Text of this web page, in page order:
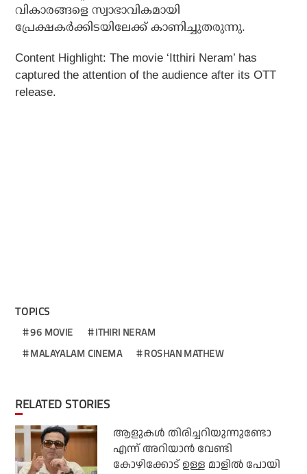
വികാരങ്ങളെ സ്വാഭാവികമായി
പ്രേക്ഷകർക്കിടയിലേക്ക് കാണിച്ചുതരുന്നു.
Content Highlight: The movie ‘Itthiri Neram’ has
captured the attention of the audience after its OTT
release.
TOPICS
96 MOVIE
ITHIRI NERAM
MALAYALAM CINEMA
ROSHAN MATHEW
RELATED STORIES
ആളുകൾ തിരിച്ചറിയുന്നുണ്ടോ
എന്ന് അറിയാൻ വേണ്ടി
കോഴിക്കോട് ഉള്ള മാളിൽ പോയി